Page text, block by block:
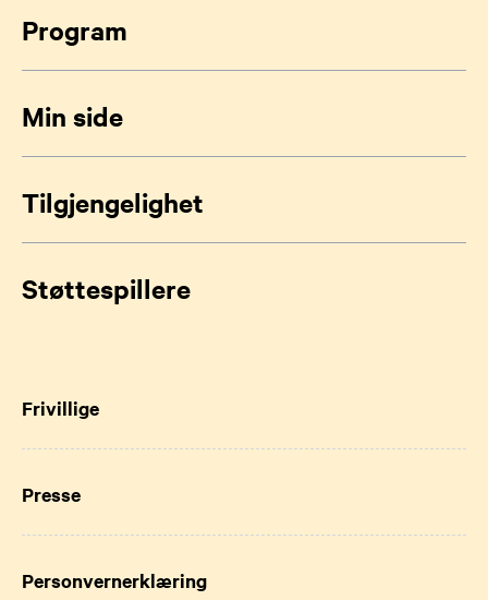
Program
Min side
Tilgjengelighet
Støttespillere
Frivillige
Presse
Personvernerklæring